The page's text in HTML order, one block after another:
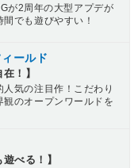
が2周年の大型アプデが
でも遊びやすい！
ールド
！】
気の注目作！こだわり
のオープンワールドを
べる！】